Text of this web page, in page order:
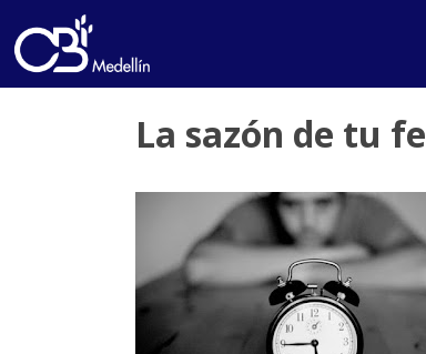
La sazón de tu fe